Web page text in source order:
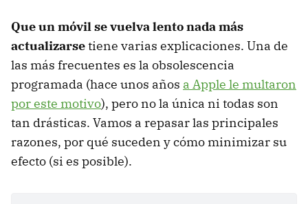
Que un móvil se vuelva lento nada más
actualizarsetiene varias explicaciones. Una de
las más frecuentes es la obsolescencia
programada (hace unos años a Apple le multaron
por este motivo), pero no la única ni todas son
tan drásticas. Vamos a repasar las principales
razones, por qué suceden y cómo minimizar su
efecto (si es posible).